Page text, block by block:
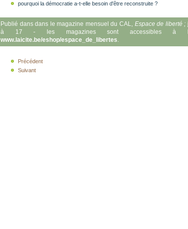
pourquoi la démocratie a-t-elle besoin d'être reconstruite ?
Publié dans dans le magazine mensuel du CAL, Espace de liberté ;
à 17 - les magazines sont accessibles à
www.laicite.be/eshop/espace_de_libertes.
Précédent
Suivant